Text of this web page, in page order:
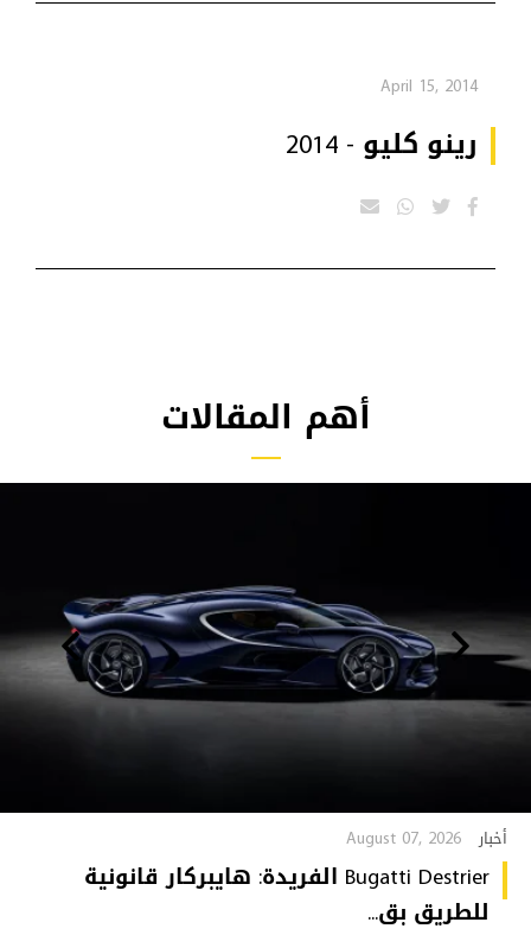
April 15, 2014
رينو كليو - 2014
أهم المقالات
أخبار August 07, 2026
Bugatti Destrier الفريدة: هايبركار قانونية
للطريق بق...